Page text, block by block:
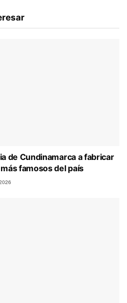
de Cundinamarca a fabricar
famosos del país